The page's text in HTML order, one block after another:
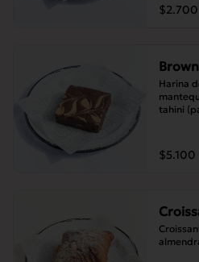
$2.700
Harina
tahini
$5.100